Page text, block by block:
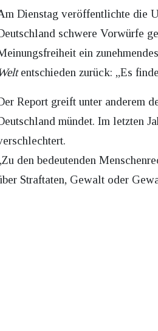
Dienstag veröffentlichte die
schwere Vorwürfe
ein
entschieden zurück: „Es
Report greift unter anderem
mündet. Im letzten
den bedeutenden
Straftaten, Gewalt oder